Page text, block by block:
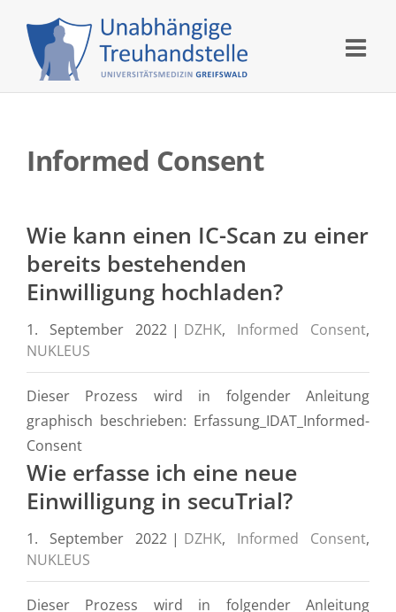
content
Informed Consent
Wie kann einen IC-Scan zu einer
bereits bestehenden
Einwilligung hochladen?
1. September 2022 | DZHK, Informed Consent,
NUKLEUS
Dieser Prozess wird in folgender Anleitung
graphisch beschrieben: Erfassung_IDAT_Informed-
Consent
Wie erfasse ich eine neue
Einwilligung in secuTrial?
1. September 2022 | DZHK, Informed Consent,
NUKLEUS
Dieser Prozess wird in folgender Anleitung